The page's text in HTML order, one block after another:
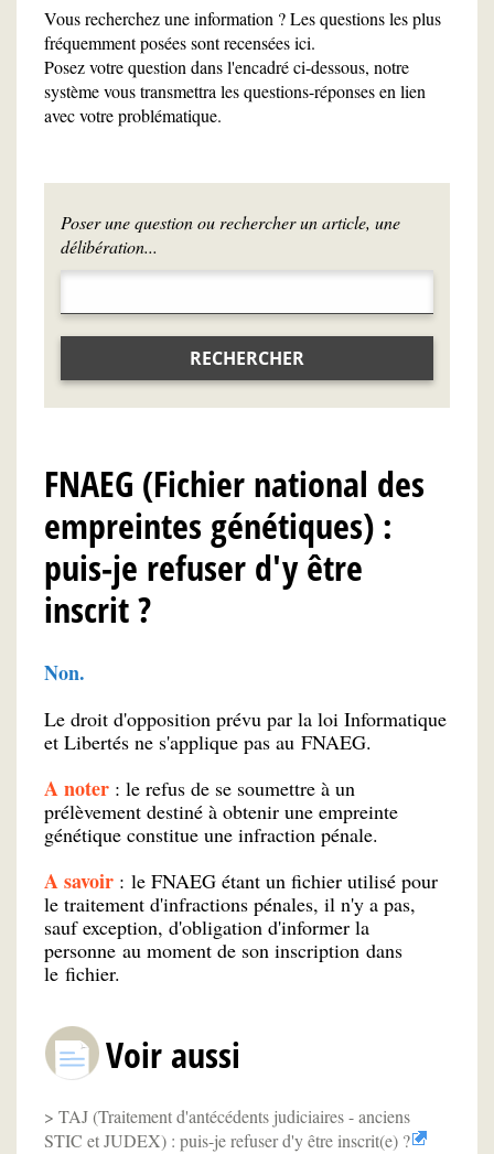
Vous recherchez une information ? Les questions les plus
fréquemment posées sont recensées ici.
Posez votre question dans l'encadré ci-dessous, notre
système vous transmettra les questions-réponses en lien
avec votre problématique.
Poser une question ou rechercher un article, une
délibération...
RECHERCHER
FNAEG (Fichier national des
empreintes génétiques) :
puis-je refuser d'y être
inscrit ?
Non.
Le droit d'opposition prévu par la loi Informatique
et Libertés ne s'applique pas au FNAEG.
A noter : le refus de se soumettre à un
prélèvement destiné à obtenir une empreinte
génétique constitue une infraction pénale.
A savoir : le FNAEG étant un fichier utilisé pour
le traitement d'infractions pénales, il n'y a pas,
sauf exception, d'obligation d'informer la
personne au moment de son inscription dans
le fichier.
Voir aussi
TAJ (Traitement d'antécédents judiciaires - anciens
STIC et JUDEX) : puis-je refuser d'y être inscrit(e) ?